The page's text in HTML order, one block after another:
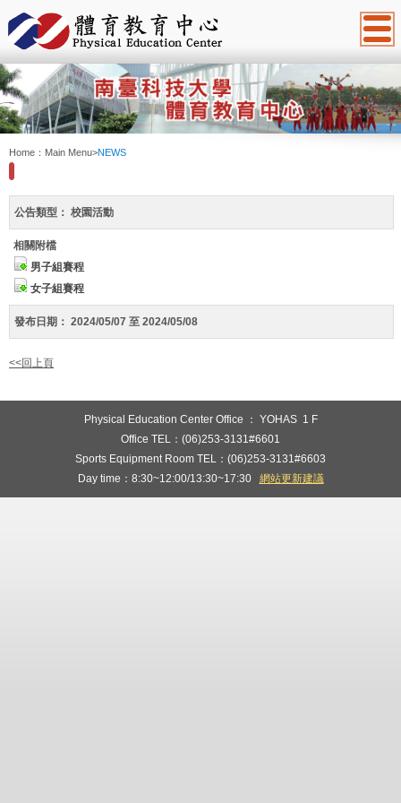
:::
Home： Main Menu>NEWS
公告類型： 校園活動
相關附檔
男子組賽程
女子組賽程
發布日期： 2024/05/07 至 2024/05/08
<<回上頁
Physical Education Center Office ： YOHAS 1 F
Office TEL：(06)253-3131#6601
Sports Equipment Room TEL：(06)253-3131#6603
Day time：8:30~12:00/13:30~17:30 網站更新建議